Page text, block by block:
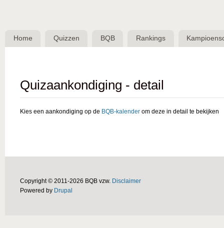
Belgische
QuizBond
Home Quizzen BQB Rankings
Quizaankondiging - detail
Kies een aankondiging op de BQB-kalender om deze in detail te bekijken
Copyright © 2011-2026 BQB vzw. Disclaimer
Powered by Drupal